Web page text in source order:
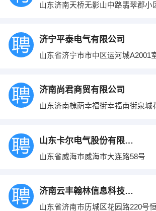
山东济南天桥无影山中路翡翠郡小
济宁平泰电气有限公司
山东省济宁市市中区运河城A2001
济南尚君商贸有限公司
山东济南槐荫幸福街幸福南街泉城
山东卡尔电气股份有限公司
山东省威海市威海市大连路58号
济南云丰翰林信息科技有限公司
山东省济南市历城区花园路220号